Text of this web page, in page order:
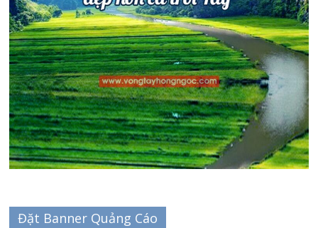
Đặt Banner Quảng Cáo